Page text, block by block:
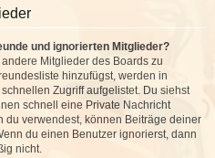
und ignorierten Mitglieder?
Mitglieder des Boards zu
hinzufügst, werden in
Zugriff aufgelistet. Du siehst
schnell eine Private Nachricht
du verwendest, können Beiträge deiner
du einen Benutzer ignorierst, dann
nicht.